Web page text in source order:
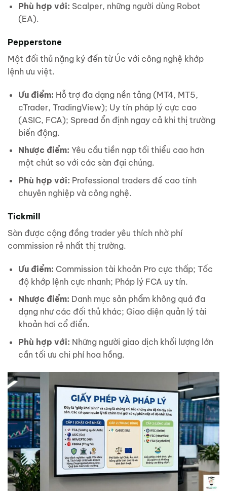
Phù hợp với: Scalper, những người dùng Robot
(EA).
Pepperstone
Một đối thủ nặng ký đến từ Úc với công nghệ khớp
lệnh ưu việt.
Ưu điểm: Hỗ trợ đa dạng nền tảng (MT4, MT5,
cTrader, TradingView); Uy tín pháp lý cực cao
(ASIC, FCA); Spread ổn định ngay cả khi thị trường
biến động.
Nhược điểm: Yêu cầu tiền nạp tối thiểu cao hơn
một chút so với các sàn đại chúng.
Phù hợp với: Professional traders đề cao tính
chuyên nghiệp và công nghệ.
Tickmill
Sàn được cộng đồng trader yêu thích nhờ phí
commission rẻ nhất thị trường.
Ưu điểm: Commission tài khoản Pro cực thấp; Tốc
độ khớp lệnh cực nhanh; Pháp lý FCA uy tín.
Nhược điểm: Danh mục sản phẩm không quá đa
dạng như các đối thủ khác; Giao diện quản lý tài
khoản hơi cổ điển.
Phù hợp với: Những người giao dịch khối lượng lớn
cần tối ưu chi phí hoa hồng.